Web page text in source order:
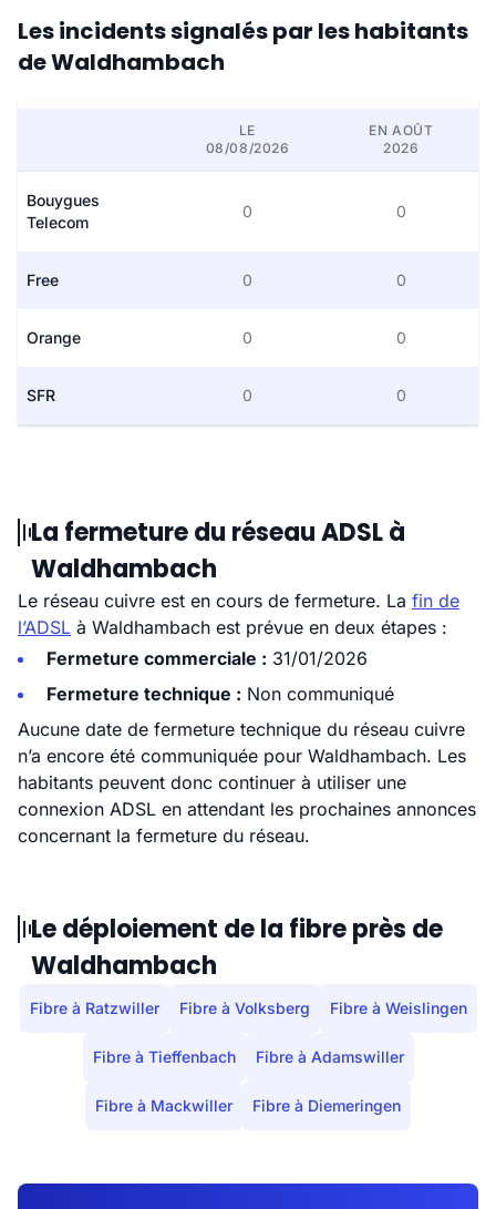
Les incidents signalés par les habitants
de Waldhambach
LE
08/08/2026
EN AOÛT
2026
Bouygues
Telecom
0 0
Free 0 0
Orange 0 0
SFR 0 0
La fermeture du réseau ADSL à
Waldhambach
Le réseau cuivre est en cours de fermeture. La fin de
l’ADSL à Waldhambach est prévue en deux étapes :
Fermeture commerciale : 31/01/2026
Fermeture technique : Non communiqué
Aucune date de fermeture technique du réseau cuivre
n’a encore été communiquée pour Waldhambach. Les
habitants peuvent donc continuer à utiliser une
connexion ADSL en attendant les prochaines annonces
concernant la fermeture du réseau.
Le déploiement de la fibre près de
Waldhambach
Fibre à Ratzwiller Fibre à Volksberg Fibre à Weislingen
Fibre à Tieffenbach Fibre à Adamswiller
Fibre à Mackwiller Fibre à Diemeringen